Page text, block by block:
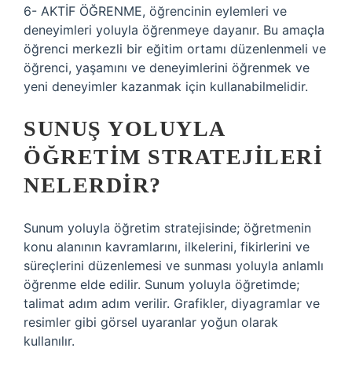
6- AKTİF ÖĞRENME, öğrencinin eylemleri ve
deneyimleri yoluyla öğrenmeye dayanır. Bu amaçla
öğrenci merkezli bir eğitim ortamı düzenlenmeli ve
öğrenci, yaşamını ve deneyimlerini öğrenmek ve
yeni deneyimler kazanmak için kullanabilmelidir.
SUNUŞ YOLUYLA
ÖĞRETIM STRATEJILERI
NELERDIR?
Sunum yoluyla öğretim stratejisinde; öğretmenin
konu alanının kavramlarını, ilkelerini, fikirlerini ve
süreçlerini düzenlemesi ve sunması yoluyla anlamlı
öğrenme elde edilir. Sunum yoluyla öğretimde;
talimat adım adım verilir. Grafikler, diyagramlar ve
resimler gibi görsel uyaranlar yoğun olarak
kullanılır.